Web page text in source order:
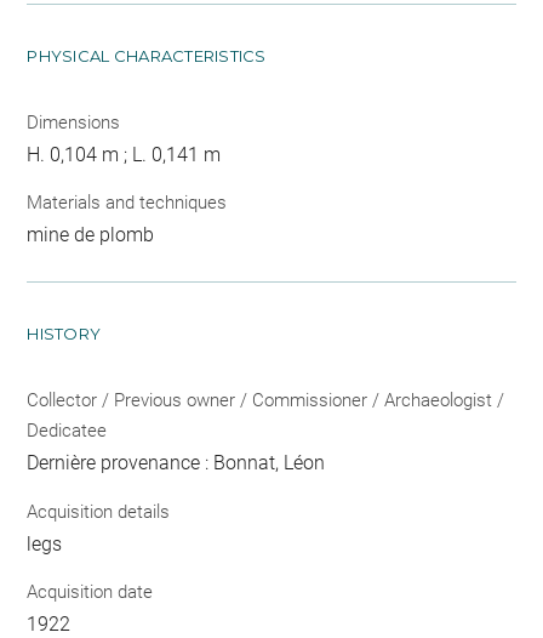
PHYSICAL CHARACTERISTICS
Dimensions
H. 0,104 m ; L. 0,141 m
Materials and techniques
mine de plomb
HISTORY
Collector / Previous owner / Commissioner / Archaeologist /
Dedicatee
Dernière provenance : Bonnat, Léon
Acquisition details
legs
Acquisition date
1922